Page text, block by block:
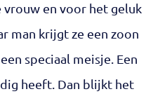
vrouw en voor het geluk
man krijgt ze een zoon
speciaal meisje. Een
heeft. Dan blijkt het